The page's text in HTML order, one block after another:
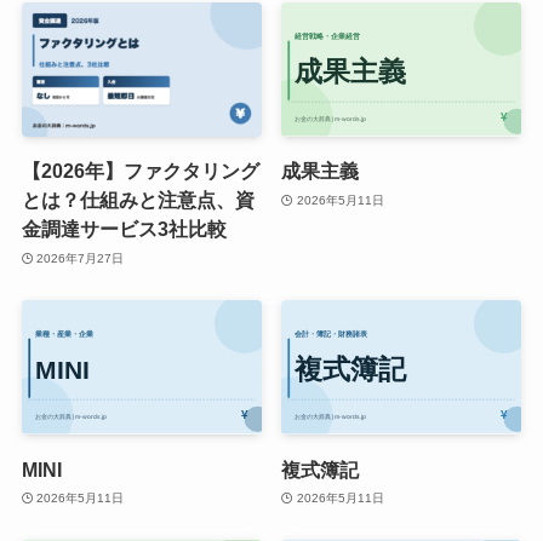
【2026年】ファクタリング
とは？仕組みと注意点、資
金調達サービス3社比較
2026年7月27日
成果主義
2026年5月11日
MINI
2026年5月11日
複式簿記
2026年5月11日